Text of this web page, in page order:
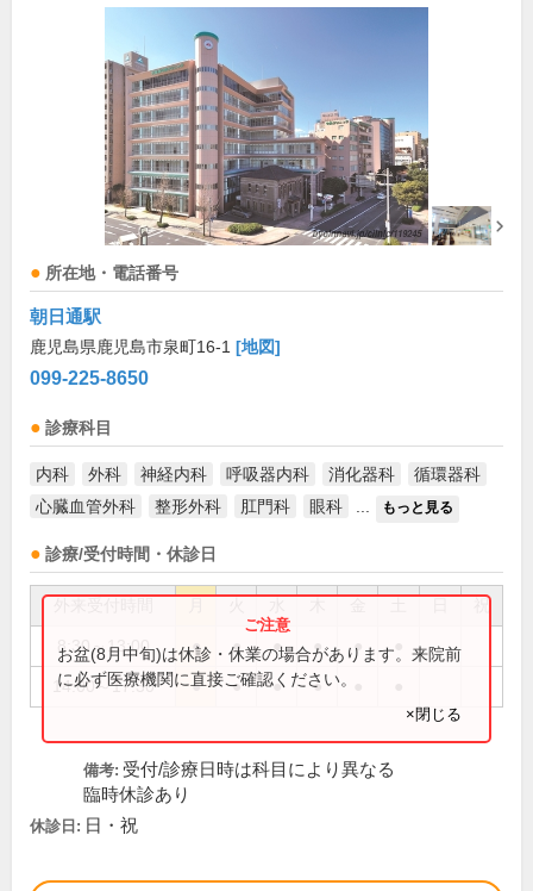
所在地・電話番号
朝日通駅
鹿児島県鹿児島市泉町16-1 [地図]
099-225-8650
診療科目
内科 外科 神経内科 呼吸器内科 消化器科
循環器科
心臓血管外科
整形外科 肛門科 眼科 もっと見る
診療/受付時間・休診日
祝
8:30～13:00 ● ● ● ● ●
14:00～17:30 ● ● ● ●
お盆(8月中旬)は休診・休業の場合があります。来院前
に必ず医療機関に直接ご確認ください。
×閉じる
備考: 受付/診療日時は科目により異なる
臨時休診あり
休診日: 日・祝